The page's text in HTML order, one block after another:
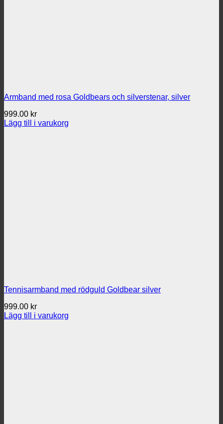
Armband med rosa Goldbears och silverstenar, silver
999.00 kr
Lägg till i varukorg
Tennisarmband med rödguld Goldbear silver
999.00 kr
Lägg till i varukorg